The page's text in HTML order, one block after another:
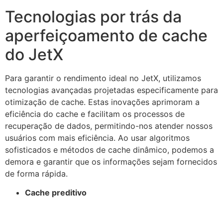
Tecnologias por trás da
aperfeiçoamento de cache
do JetX
Para garantir o rendimento ideal no JetX, utilizamos
tecnologias avançadas projetadas especificamente para
otimização de cache. Estas inovações aprimoram a
eficiência do cache e facilitam os processos de
recuperação de dados, permitindo-nos atender nossos
usuários com mais eficiência. Ao usar algoritmos
sofisticados e métodos de cache dinâmico, podemos a
demora e garantir que os informações sejam fornecidos
de forma rápida.
Cache preditivo